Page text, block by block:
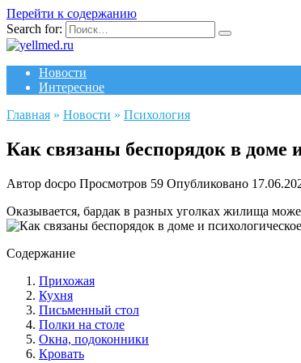
Перейти к содержанию
Search for:
Новости
Интересное
Главная » Новости » Психология
Как связаны беспорядок в доме
Автор docpo Просмотров 59 Опубликовано
Оказывается, бардак в разных уголках жилища
Содержание
Прихожая
Кухня
Письменный стол
Полки на столе
Окна, подоконники
Кровать